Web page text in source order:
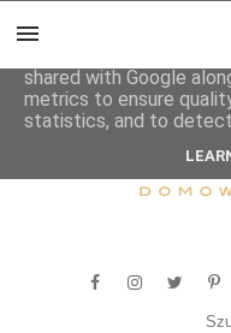
This site uses cookies
shared with Google
metrics to ensure
statistics, and to detect